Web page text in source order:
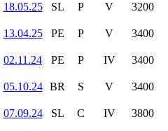
18.05.25 SL P V 3200
13.04.25 PE P V 3400
02.11.24 PE P IV 3400
05.10.24 BR S V 3400
07.09.24 SL C IV 3800